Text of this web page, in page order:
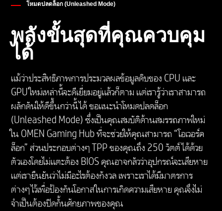
โหมดปลดล็อก (Unleashed Mode)
พลังขั้นสุดที่คุณควบคุม
ได้
แม้ว่าประสิทธิภาพการประมวลผลข้อมูลดิบของ CPU และ
GPU ใหม่เหล่านี้จะดีเยี่ยมอยู่แล้วก็ตาม แต่เรารู้ว่าเราสามารถ
ผลักดันให้ดีขึ้นกว่านี้ได้ ขอแนะนำโหมดปลดล็อก
(Unleashed Mode) ซึ่งเป็นคุณสมบัติด้านสมรรถภาพใหม่
ใน OMEN Gaming Hub ที่จะช่วยให้คุณสามารถ “โอเวอร์ค
ล็อก” ส่วนประกอบต่างๆ TPP ของคุณถึง 250 วัตต์ได้ด้วย
ตัวเองโดยไม่แตะต้อง BIOS คุณอาจกลัวว่าอุปกรณ์จะเสียหาย
แต่เรายืนยันว่าไม่มีอะไรต้องกังวล เพราะเราได้มีมาตรการ
ต่างๆ ไว้เพื่อป้องกันโอกาสในการเกิดความเสียหาย คุณจึงไม่
จำเป็นต้องปิดกั้นศักยภาพของคุณ